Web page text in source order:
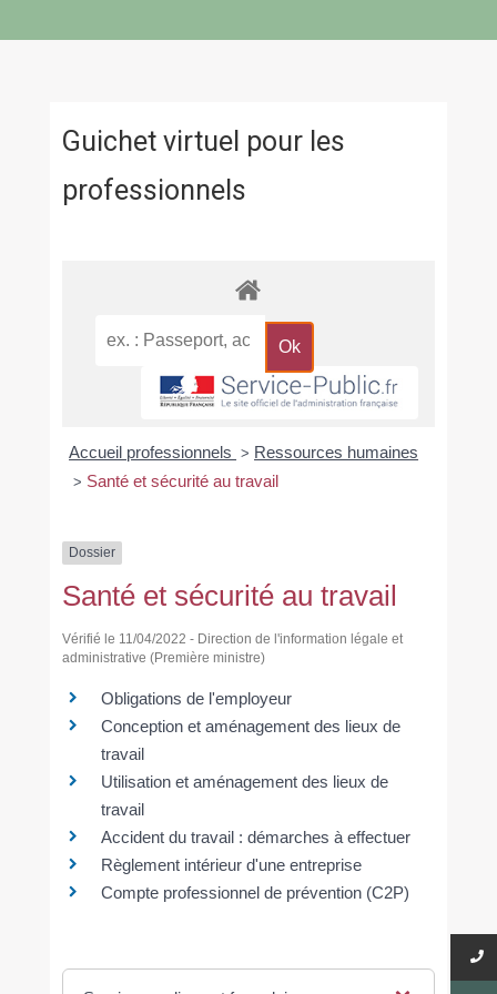
Guichet virtuel pour les
professionnels
Accueil professionnels > Ressources humaines
> Santé et sécurité au travail
Dossier
Santé et sécurité au travail
Vérifié le 11/04/2022 - Direction de l'information légale et
administrative (Première ministre)
Obligations de l'employeur
Conception et aménagement des lieux de
travail
Utilisation et aménagement des lieux de
travail
Accident du travail : démarches à effectuer
Règlement intérieur d'une entreprise
Compte professionnel de prévention (C2P)